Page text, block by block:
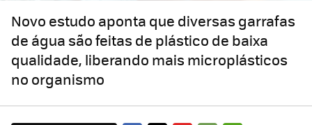
Novo estudo aponta que diversas garrafas
de água são feitas de plástico de baixa
qualidade, liberando mais microplásticos
no organismo